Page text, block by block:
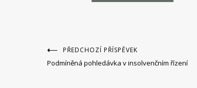
Navigace
pro
PŘEDCHOZÍ PŘÍSPĚVEK
Podmíněná pohledávka v insolvenčním řízení